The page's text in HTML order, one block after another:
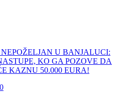
U BANJALUCI:
KO GA POZOVE DA
KAZNU 50.000 EURA!
0